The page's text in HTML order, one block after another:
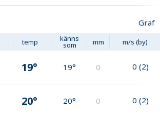
Graf
temp känns
som mm m/s (by)
19° 19° 0 0 (2)
20° 20° 0 0 (2)